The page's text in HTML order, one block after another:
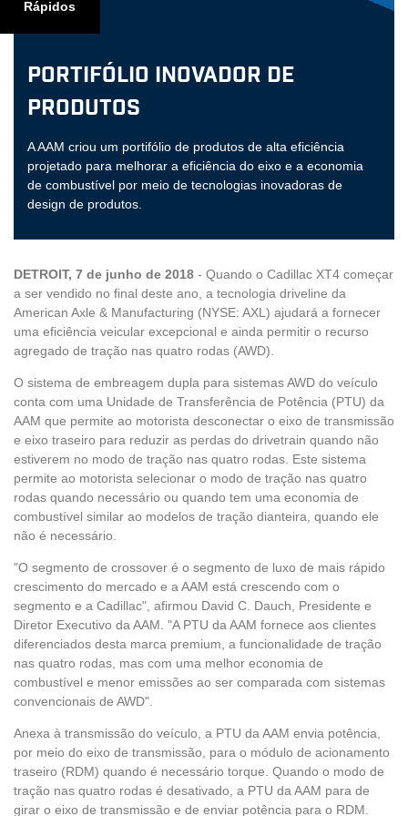
Rápidos
Portifólio Inovador de
Produtos
A AAM criou um portifólio de produtos de alta eficiência
projetado para melhorar a eficiência do eixo e a economia
de combustível por meio de tecnologias inovadoras de
design de produtos.
DETROIT, 7 de junho de 2018 - Quando o Cadillac XT4 começar
a ser vendido no final deste ano, a tecnologia driveline da
American Axle & Manufacturing (NYSE: AXL) ajudará a fornecer
uma eficiência veicular excepcional e ainda permitir o recurso
agregado de tração nas quatro rodas (AWD).
O sistema de embreagem dupla para sistemas AWD do veículo
conta com uma Unidade de Transferência de Potência (PTU) da
AAM que permite ao motorista desconectar o eixo de transmissão
e eixo traseiro para reduzir as perdas do drivetrain quando não
estiverem no modo de tração nas quatro rodas. Este sistema
permite ao motorista selecionar o modo de tração nas quatro
rodas quando necessário ou quando tem uma economia de
combustível similar ao modelos de tração dianteira, quando ele
não é necessário.
"O segmento de crossover é o segmento de luxo de mais rápido
crescimento do mercado e a AAM está crescendo com o
segmento e a Cadillac", afirmou David C. Dauch, Presidente e
Diretor Executivo da AAM. "A PTU da AAM fornece aos clientes
diferenciados desta marca premium, a funcionalidade de tração
nas quatro rodas, mas com uma melhor economia de
combustível e menor emissões ao ser comparada com sistemas
convencionais de AWD".
Anexa à transmissão do veículo, a PTU da AAM envia potência,
por meio do eixo de transmissão, para o módulo de acionamento
traseiro (RDM) quando é necessário torque. Quando o modo de
tração nas quatro rodas é desativado, a PTU da AAM para de
girar o eixo de transmissão e de enviar potência para o RDM.